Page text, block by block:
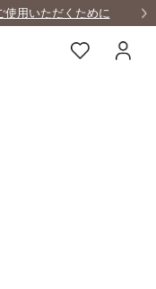
ただくために